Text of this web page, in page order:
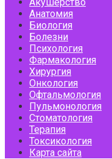
Анатомия
Биология
Болезни
Психология
Фармакология
Хирургия
Онкология
Офтальмология
Пульмонология
Стоматология
Терапия
Токсикология
Карта сайта